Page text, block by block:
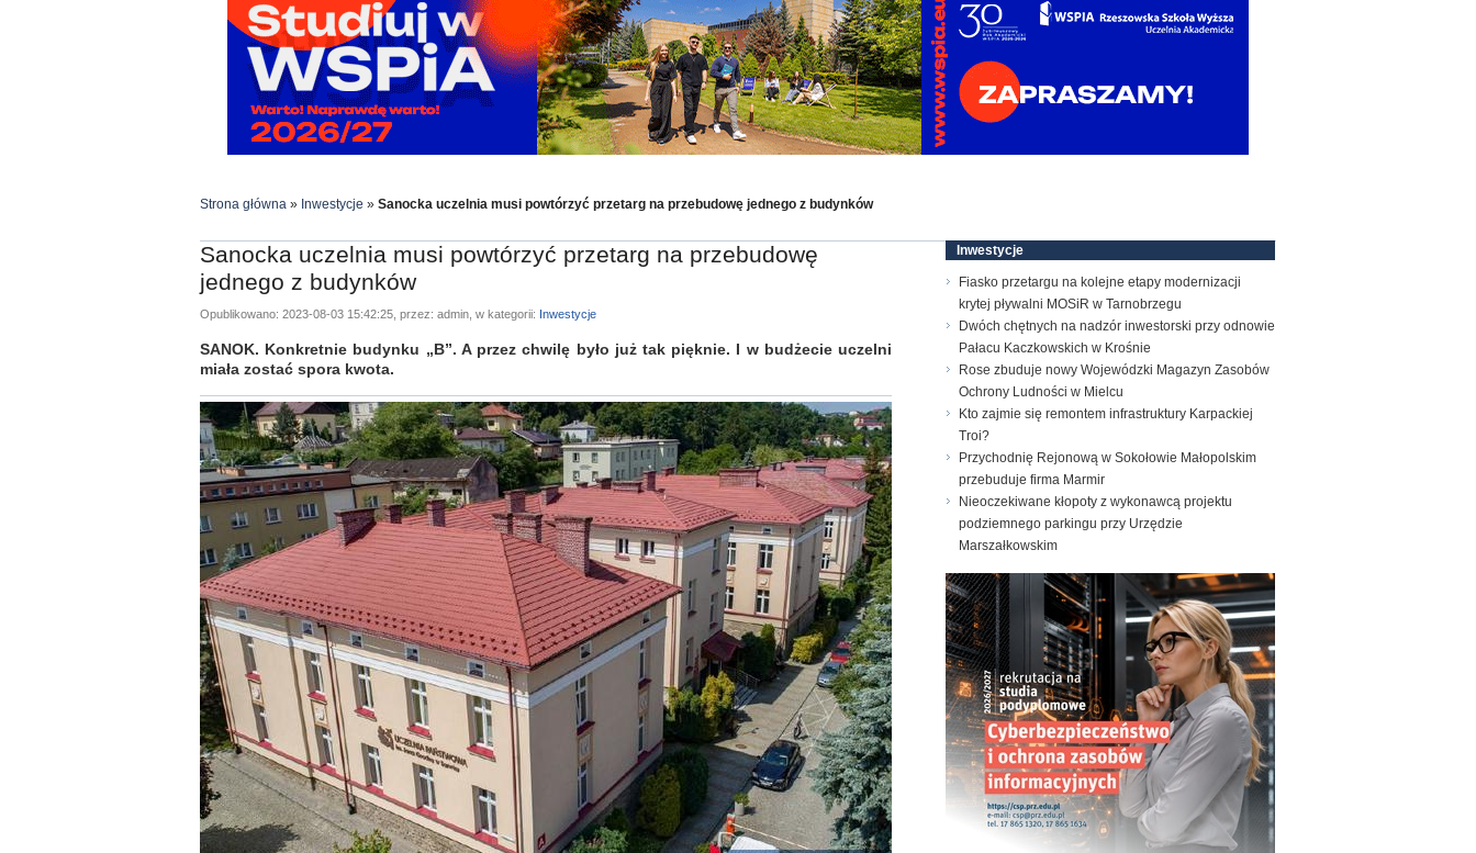
Strona główna » Inwestycje » Sanocka uczelnia musi powtórzyć przetarg na przebudowę jednego z budynków
Sanocka uczelnia musi powtórzyć przetarg na przebudowę
jednego z budynków
Opublikowano: 2023-08-03 15:42:25, przez: admin, w kategorii: Inwestycje
SANOK. Konkretnie budynku „B”. A przez chwilę było już tak pięknie. I w budżecie uczelni
miała zostać spora kwota.
Inwestycje
Fiasko przetargu na kolejne etapy modernizacji
krytej pływalni MOSiR w Tarnobrzegu
Dwóch chętnych na nadzór inwestorski przy odnowie
Pałacu Kaczkowskich w Krośnie
Rose zbuduje nowy Wojewódzki Magazyn Zasobów
Ochrony Ludności w Mielcu
Kto zajmie się remontem infrastruktury Karpackiej
Troi?
Przychodnię Rejonową w Sokołowie Małopolskim
przebuduje firma Marmir
Nieoczekiwane kłopoty z wykonawcą projektu
podziemnego parkingu przy Urzędzie
Marszałkowskim